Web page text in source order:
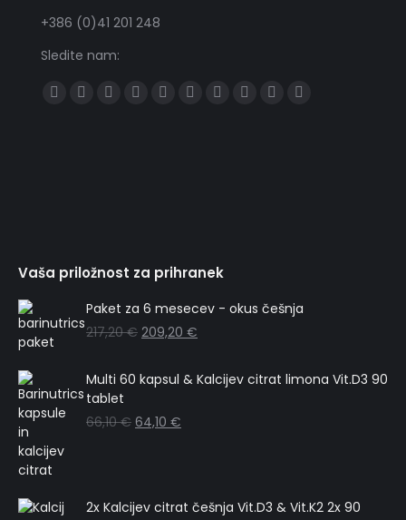
+386 (0)41 201 248
Sledite nam:
Find us on:
Všečkajte
SlediteYouTube
SlediteTumblrSlediteSkypeSleditePišiteDelite
Vaša priložnost za prihranek
Paket za 6 mesecev - okus češnja
217,20€ 209,20 €
Multi 60 kapsul & Kalcijev citrat limona Vit.D3 90
tablet
66,10€ 64,10 €
2x Kalcijev citrat češnja Vit.D3 & Vit.K2 2x 90